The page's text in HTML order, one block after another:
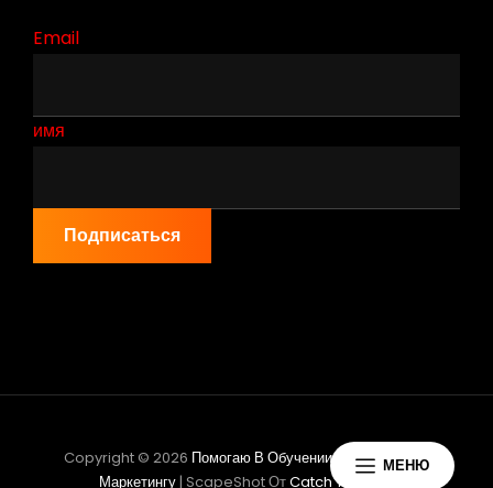
МЕНЮ
Email
имя
Подписаться
Copyright © 2026 Помогаю В Обучении Партнёрскому
Маркетингу| ScapeShot ОтCatch Themes